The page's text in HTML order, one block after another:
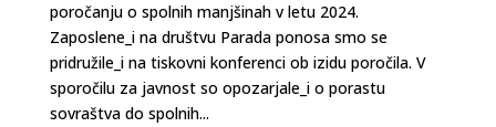
poročanju o spolnih manjšinah v letu 2024.
Zaposlene_i na društvu Parada ponosa smo se
pridružile_i na tiskovni konferenci ob izidu poročila. V
sporočilu za javnost so opozarjale_i o porastu
sovraštva do spolnih...